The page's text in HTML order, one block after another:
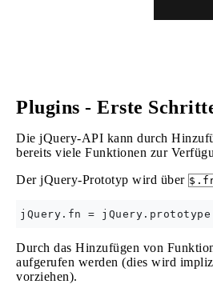
Plugins - Erste
Die jQuery-API kann durch
bereits viele Funktionen zur
Der jQuery-Prototyp wird über
Durch das Hinzufügen von
aufgerufen werden (dies wird
vorziehen).